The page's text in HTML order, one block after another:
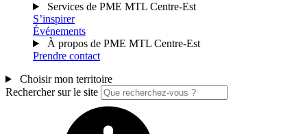
Services de PME MTL Centre-Est
S’inspirer
Événements
À propos de PME MTL Centre-Est
Prendre contact
Choisir mon territoire
Rechercher sur le site